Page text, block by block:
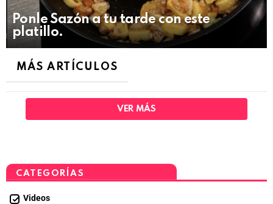
Ponle Sazón a tu tarde con este
platillo.
MÁS ARTÍCULOS
VER MÁS
CATEGORÍAS
Videos